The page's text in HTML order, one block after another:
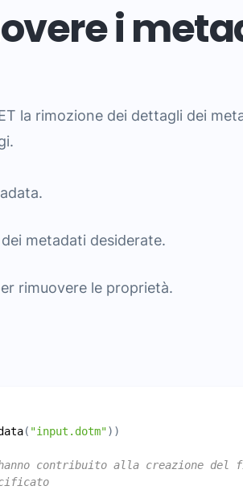
i
la rimozione dei dettagli dei
metadati desiderate.
rimuovere le proprietà.
( "input.dotm"
contribuito alla creazione del